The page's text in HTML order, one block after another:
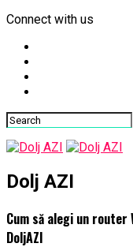
Connect with us
Dolj AZI
Cum să alegi un
DoljAZI